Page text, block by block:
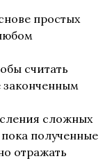
простых
считать
законченным
сложных
полученные
отражать